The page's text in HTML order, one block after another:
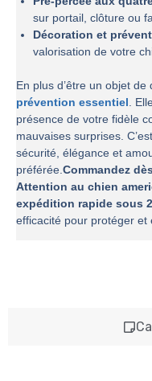
sur portail, clôture ou
Décoration et
valorisation de votre
En plus d’être un objet
prévention essentiel.
présence de votre fidèle
mauvaises surprises.
sécurité, élégance et
préférée.Commandez
Attention au chien
expédition rapide sous
efficacité pour protéger et